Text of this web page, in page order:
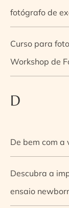
fotógrafo de
Curso para
Workshop de
D
De bem com a
Descubra a
ensaio